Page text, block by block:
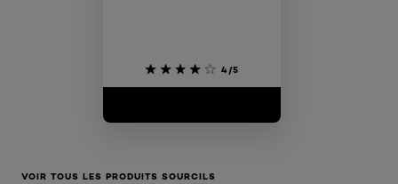
4/5
VOIR TOUS LES PRODUITS SOURCILS